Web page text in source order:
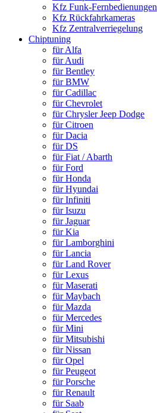
Kfz Funk-Fernbedienungen
Kfz Rückfahrkameras
Kfz Zentralverriegelung
Chiptuning
für Alfa
für Audi
für Bentley
für BMW
für Cadillac
für Chevrolet
für Chrysler Jeep Dodge
für Citroen
für Dacia
für DS
für Fiat / Abarth
für Ford
für Honda
für Hyundai
für Infiniti
für Isuzu
für Jaguar
für Kia
für Lamborghini
für Lancia
für Land Rover
für Lexus
für Maserati
für Maybach
für Mazda
für Mercedes
für Mini
für Mitsubishi
für Nissan
für Opel
für Peugeot
für Porsche
für Renault
für Saab